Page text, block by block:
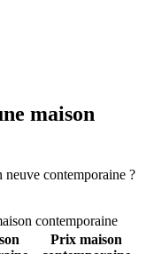
maison
neuve contemporaine ?
contemporaine
Prix maison